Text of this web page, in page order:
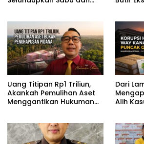
Uang Titipan Rp1 Triliun,
Akankah Pemulihan Aset
Menggantikan Hukuman
Dari
Alih